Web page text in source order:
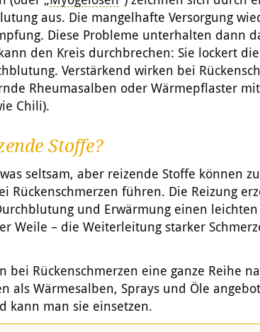
aus. Die mangelhafte Versorgung
Diese Probleme unterhalten dann
den Kreis durchbrechen: Sie lockert
Verstärkend wirken bei
Rheumasalben oder Wärmepflaster mit
Chili).
Stoffe?
seltsam, aber reizende Stoffe können
Rückenschmerzen führen. Die Reizung
und Erwärmung einen leichten
Weile – die Weiterleitung starker
bei Rückenschmerzen eine ganze Reihe
als Wärmesalben, Sprays und Öle
kann man sie einsetzen.